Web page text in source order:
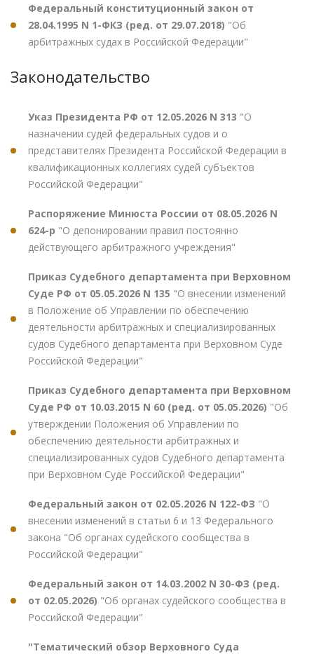
Федеральный конституционный закон от
28.04.1995 N 1-ФКЗ (ред. от 29.07.2018) "Об
арбитражных судах в Российской Федерации"
Законодательство
Указ Президента РФ от 12.05.2026 N 313 "О
назначении судей федеральных судов и о
представителях Президента Российской Федерации в
квалификационных коллегиях судей субъектов
Российской Федерации"
Распоряжение Минюста России от 08.05.2026 N
624-р "О депонировании правил постоянно
действующего арбитражного учреждения"
Приказ Судебного департамента при Верховном
Суде РФ от 05.05.2026 N 135 "О внесении изменений
в Положение об Управлении по обеспечению
деятельности арбитражных и специализированных
судов Судебного департамента при Верховном Суде
Российской Федерации"
Приказ Судебного департамента при Верховном
Суде РФ от 10.03.2015 N 60 (ред. от 05.05.2026) "Об
утверждении Положения об Управлении по
обеспечению деятельности арбитражных и
специализированных судов Судебного департамента
при Верховном Суде Российской Федерации"
Федеральный закон от 02.05.2026 N 122-ФЗ "О
внесении изменений в статьи 6 и 13 Федерального
закона "Об органах судейского сообщества в
Российской Федерации"
Федеральный закон от 14.03.2002 N 30-ФЗ (ред.
от 02.05.2026) "Об органах судейского сообщества в
Российской Федерации"
"Тематический обзор Верховного Суда